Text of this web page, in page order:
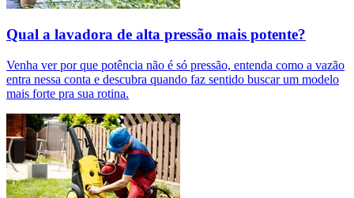
Qual a lavadora de alta pressão mais potente?
Venha ver por que potência não é só pressão, entenda como a vazão
entra nessa conta e descubra quando faz sentido buscar um modelo
mais forte pra sua rotina.